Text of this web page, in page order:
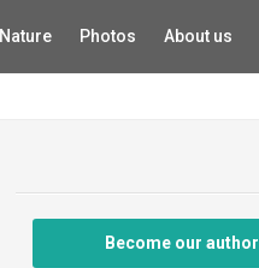
Nature Photos About us
Become our author